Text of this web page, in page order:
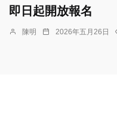
即日起開放報名
陳明 2026年五月26日